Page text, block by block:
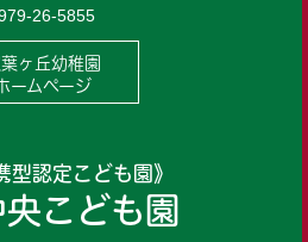
26-5855
ヶ丘幼稚園
ームページ
型認定こども園》
こども園